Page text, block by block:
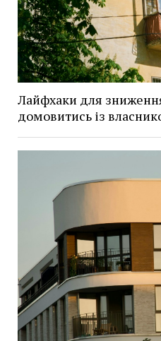
Лайфхаки для
домовитись із